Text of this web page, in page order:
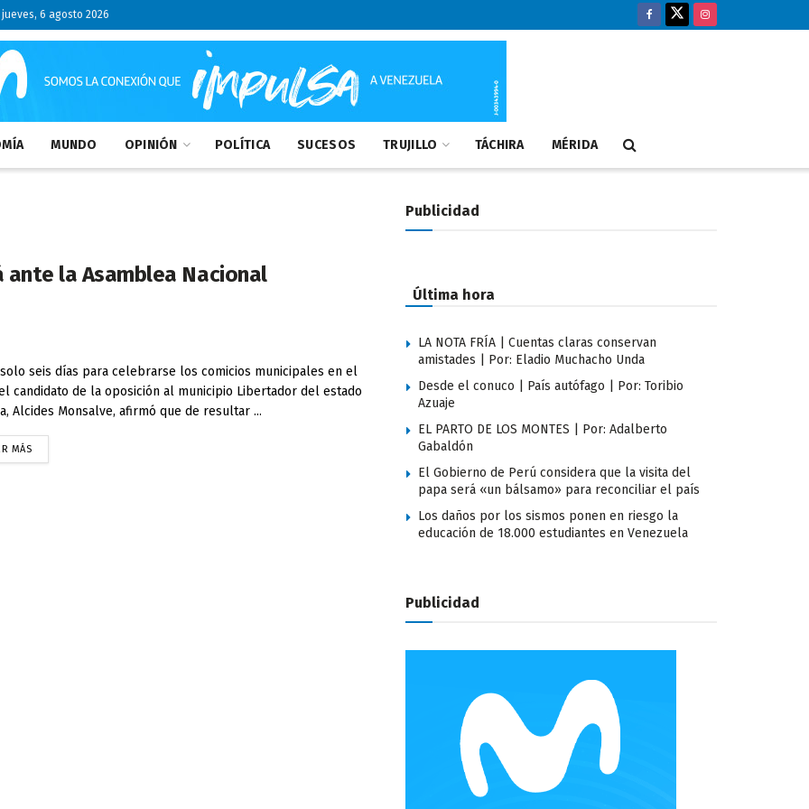
jueves, 6 agosto 2026
MUNDO OPINIÓN POLÍTICA SUCESOS TRUJILLO TÁCHIRA MÉRIDA
ante la Asamblea Nacional
seis días para celebrarse los comicios municipales en el
candidato de la oposición al municipio Libertador del estado
Alcides Monsalve, afirmó que de resultar ...
MÁS
Publicidad
Última hora
LA NOTA FRÍA | Cuentas claras conservan
amistades | Por: Eladio Muchacho Unda
Desde el conuco | País autófago | Por: Toribio
Azuaje
EL PARTO DE LOS MONTES | Por: Adalberto
Gabaldón
El Gobierno de Perú considera que la visita del
papa será «un bálsamo» para reconciliar el país
Los daños por los sismos ponen en riesgo la
educación de 18.000 estudiantes en Venezuela
Publicidad